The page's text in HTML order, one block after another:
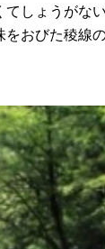
しょうがな
おびた稜線